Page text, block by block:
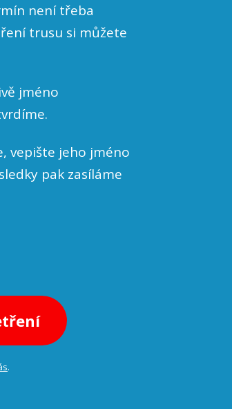
není třeba
trusu si můžete
jméno
vepište jeho jméno
pak zasíláme
.